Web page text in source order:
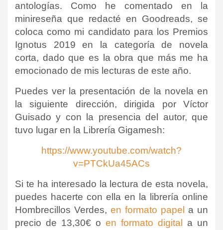
antologías. Como he comentado en la
minireseña que redacté en Goodreads, se
coloca como mi candidato para los Premios
Ignotus 2019 en la categoría de novela
corta, dado que es la obra que más me ha
emocionado de mis lecturas de este año.
Puedes ver la presentación de la novela en
la siguiente dirección, dirigida por Víctor
Guisado y con la presencia del autor, que
tuvo lugar en la Librería Gigamesh:
https://www.youtube.com/watch?
v=PTCkUa45ACs
Si te ha interesado la lectura de esta novela,
puedes hacerte con ella en la librería online
Hombrecillos Verdes, en formato papel
a un
precio de 13,30€ o en formato digital
a un